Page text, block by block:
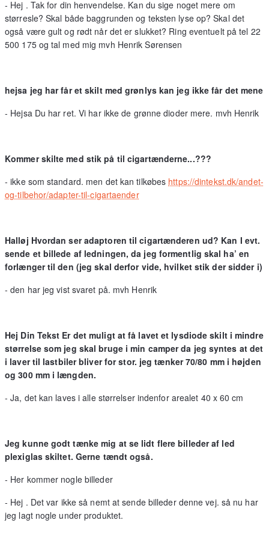
- Hej . Tak for din henvendelse. Kan du sige noget mere om
størresle? Skal både baggrunden og teksten lyse op? Skal det
også være gult og rødt når det er slukket? Ring eventuelt på tel 22
500 175 og tal med mig mvh Henrik Sørensen
hejsa jeg har får et skilt med grønlys kan jeg ikke får det mene
- Hejsa Du har ret. Vi har ikke de grønne dioder mere. mvh Henrik
Kommer skilte med stik på til cigartænderne...???
- ikke som standard. men det kan tilkøbes https://dintekst.dk/andet-
og-tilbehor/adapter-til-cigartaender
Halløj Hvordan ser adaptoren til cigartænderen ud? Kan I evt.
sende et billede af ledningen, da jeg formentlig skal ha’ en
forlænger til den (jeg skal derfor vide, hvilket stik der sidder i)
- den har jeg vist svaret på. mvh Henrik
Hej Din Tekst Er det muligt at få lavet et lysdiode skilt i mindre
størrelse som jeg skal bruge i min camper da jeg syntes at det
i laver til lastbiler bliver for stor. jeg tænker 70/80 mm i højden
og 300 mm i længden.
- Ja, det kan laves i alle størrelser indenfor arealet 40 x 60 cm
Jeg kunne godt tænke mig at se lidt flere billeder af led
plexiglas skiltet. Gerne tændt også.
- Her kommer nogle billeder
- Hej . Det var ikke så nemt at sende billeder denne vej. så nu har
jeg lagt nogle under produktet.